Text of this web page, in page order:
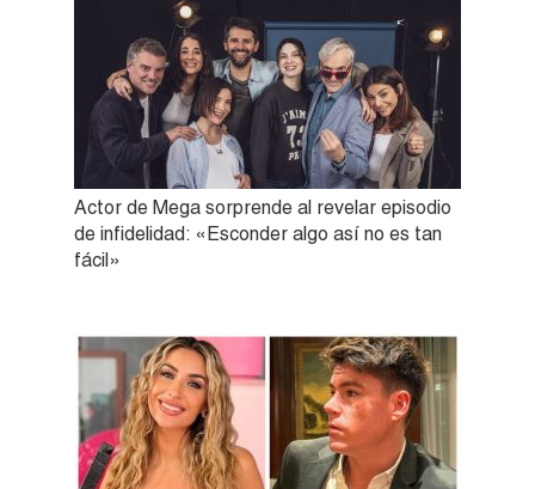
Actor de Mega sorprende al revelar episodio
de infidelidad: «Esconder algo así no es tan
fácil»